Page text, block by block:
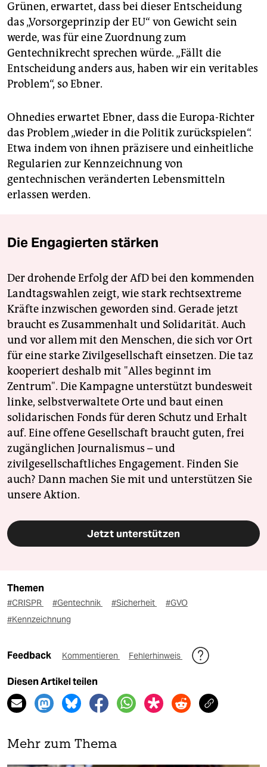
Grünen, erwartet, dass bei dieser Entscheidung
das „Vorsorgeprinzip der EU“ von Gewicht sein
werde, was für eine Zuordnung zum
Gentechnikrecht sprechen würde. „Fällt die
Entscheidung anders aus, haben wir ein veritables
Problem“, so Ebner.
Ohnedies erwartet Ebner, dass die Europa-Richter
das Problem „wieder in die Politik zurückspielen“.
Etwa indem von ihnen präzisere und einheitliche
Regularien zur Kennzeichnung von
gentechnischen veränderten Lebensmitteln
erlassen werden.
Die Engagierten stärken
Der drohende Erfolg der AfD bei den kommenden
Landtagswahlen zeigt, wie stark rechtsextreme
Kräfte inzwischen geworden sind. Gerade jetzt
braucht es Zusammenhalt und Solidarität. Auch
und vor allem mit den Menschen, die sich vor Ort
für eine starke Zivilgesellschaft einsetzen. Die taz
kooperiert deshalb mit "Alles beginnt im
Zentrum". Die Kampagne unterstützt bundesweit
linke, selbstverwaltete Orte und baut einen
solidarischen Fonds für deren Schutz und Erhalt
auf. Eine offene Gesellschaft braucht guten, frei
zugänglichen Journalismus – und
zivilgesellschaftliches Engagement. Finden Sie
auch? Dann machen Sie mit und unterstützen Sie
unsere Aktion.
Jetzt unterstützen
Themen
#CRISPR #Gentechnik #Sicherheit
#GVO
#Kennzeichnung
Feedback Kommentieren Fehlerhinweis
Diesen Artikel teilen
Mehr zum Thema